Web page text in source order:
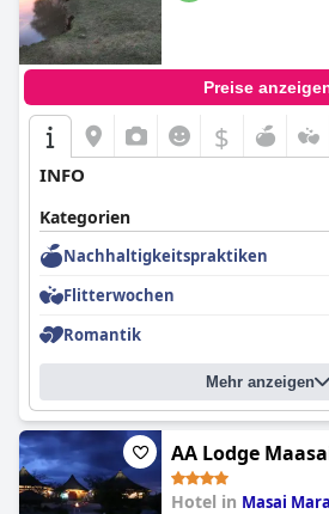
Preise
$
INFO
Kategorien
Nachhaltigkeitspraktiken
Flitterwochen
Romantik
Mehr anzeigen
AA Lodge
Hotel in Masai Mara